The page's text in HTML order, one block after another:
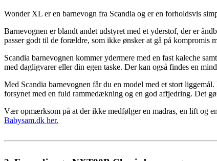
Wonder XL er en barnevogn fra Scandia og er en forholdsvis
Barnevognen er blandt andet udstyret med et yderstof, der er
passer godt til de forældre, som ikke ønsker at gå på kompromis
Scandia barnevognen kommer ydermere med en fast kaleche
med dagligvarer eller din egen taske. Der kan også findes en
Med Scandia barnevognen får du en model med et stort
forsynet med en fuld rammedækning og en god affjedring. Det
Vær opmærksom på at der ikke medfølger en madras, en lift og
Babysam.dk her.